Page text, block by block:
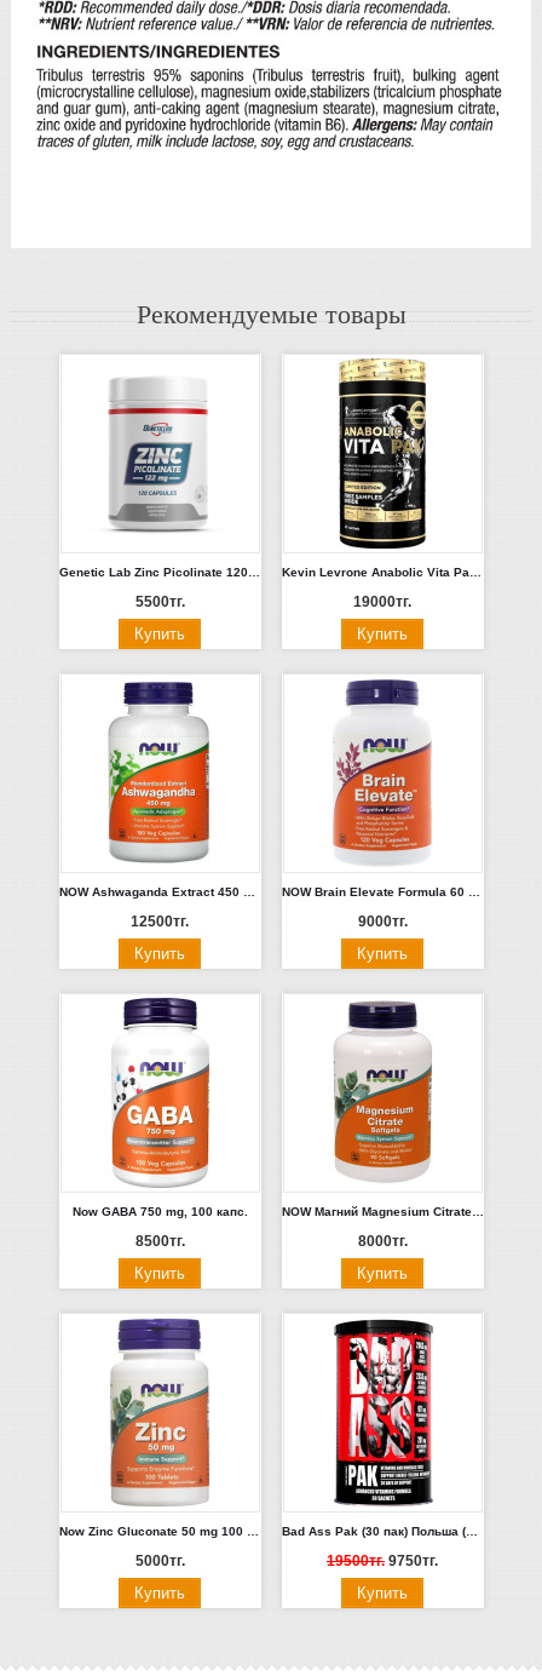
Рекомендуемые товары
Genetic Lab Zinc Picolinate 120 капс.
5500тг. 19000тг.
12500тг. 9000тг.
Now GABA 750 mg, 100 капс.
8500тг.
NOW Магний Magnesium Citrate 90 softgels.
8000тг.
5000тг.
Bad Ass Pak (30 пак) Польша (ИСТЕК СРОК ХРАНЕНИЯ, СКИДКА 50%)
19500тг. 9750тг.